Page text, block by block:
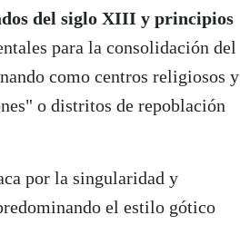
del siglo XIII y principios
para la consolidación del
como centros religiosos y
o distritos de repoblación
por la singularidad y
el estilo gótico